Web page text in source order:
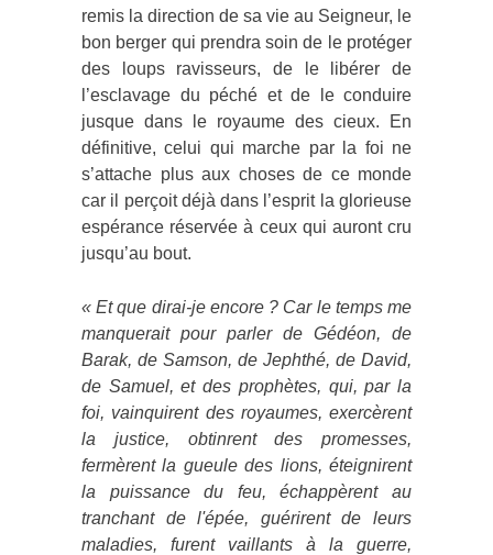
remis la direction de sa vie au Seigneur, le
bon berger qui prendra soin de le protéger
des loups ravisseurs, de le libérer de
l’esclavage du péché et de le conduire
jusque dans le royaume des cieux. En
définitive, celui qui marche par la foi ne
s’attache plus aux choses de ce monde
car il perçoit déjà dans l’esprit la glorieuse
espérance réservée à ceux qui auront cru
jusqu’au bout.
«Et que dirai-je encore ? Car le temps me
manquerait pour parler de Gédéon, de
Barak, de Samson, de Jephthé, de David,
de Samuel, et des prophètes, qui, par la
foi, vainquirent des royaumes, exercèrent
la justice, obtinrent des promesses,
fermèrent la gueule des lions, éteignirent
la puissance du feu, échappèrent au
tranchant de l'épée, guérirent de leurs
maladies, furent vaillants à la guerre,